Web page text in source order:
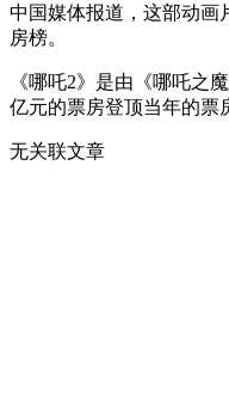
中国媒体报道，这部动画
房榜。
《哪吒2》是由《哪吒之
亿元的票房登顶当年的票
无关联文章